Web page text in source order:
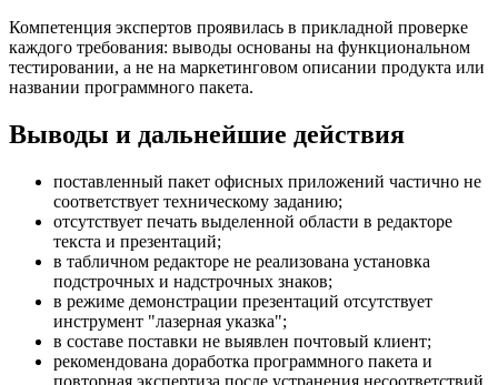
Компетенция экспертов проявилась в прикладной проверке
каждого требования: выводы основаны на функциональном
тестировании, а не на маркетинговом описании продукта или
названии программного пакета.
Выводы и дальнейшие действия
поставленный пакет офисных приложений частично не
соответствует техническому заданию;
отсутствует печать выделенной области в редакторе
текста и презентаций;
в табличном редакторе не реализована установка
подстрочных и надстрочных знаков;
в режиме демонстрации презентаций отсутствует
инструмент "лазерная указка";
в составе поставки не выявлен почтовый клиент;
рекомендована доработка программного пакета и
повторная экспертиза после устранения несоответствий.